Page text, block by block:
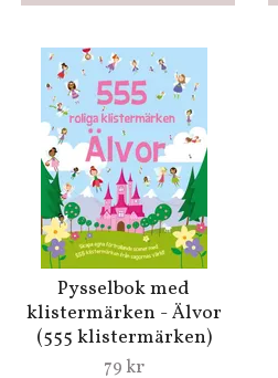
I naturen - Pysselbok
med klistermärken
79 kr